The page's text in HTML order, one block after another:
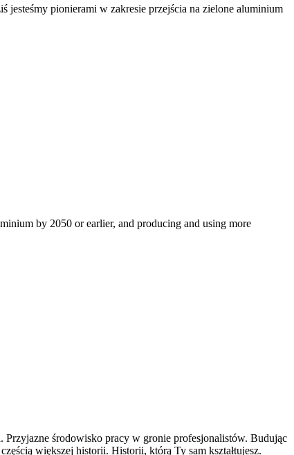
jesteśmy pionierami w zakresie przejścia na zielone aluminium
by 2050 or earlier, and producing and using more
środowisko pracy w gronie profesjonalistów. Budując
większej historii. Historii, którą Ty sam kształtujesz.